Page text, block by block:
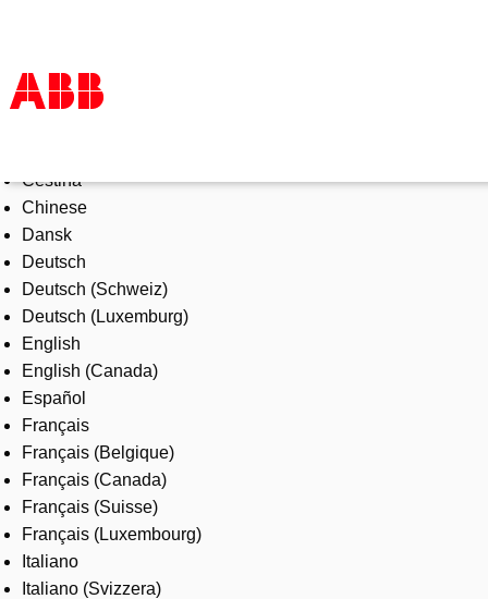
Products & Solutions
Industries
Services
About us
Where to buy
Contact us
Careers
Čeština
Chinese
Dansk
Deutsch
Deutsch (Schweiz)
Deutsch (Luxemburg)
English
English (Canada)
Español
Français
Français (Belgique)
Français (Canada)
Français (Suisse)
Français (Luxembourg)
Italiano
Italiano (Svizzera)